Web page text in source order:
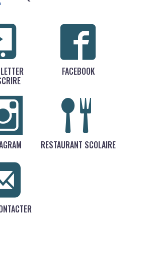
FACEBOOK
RESTAURANT SCOLAIRE